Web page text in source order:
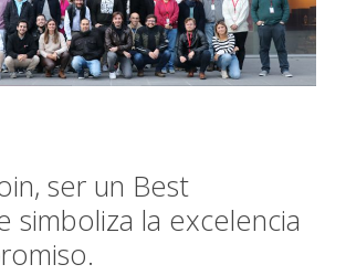
ser un Best
simboliza la excelencia